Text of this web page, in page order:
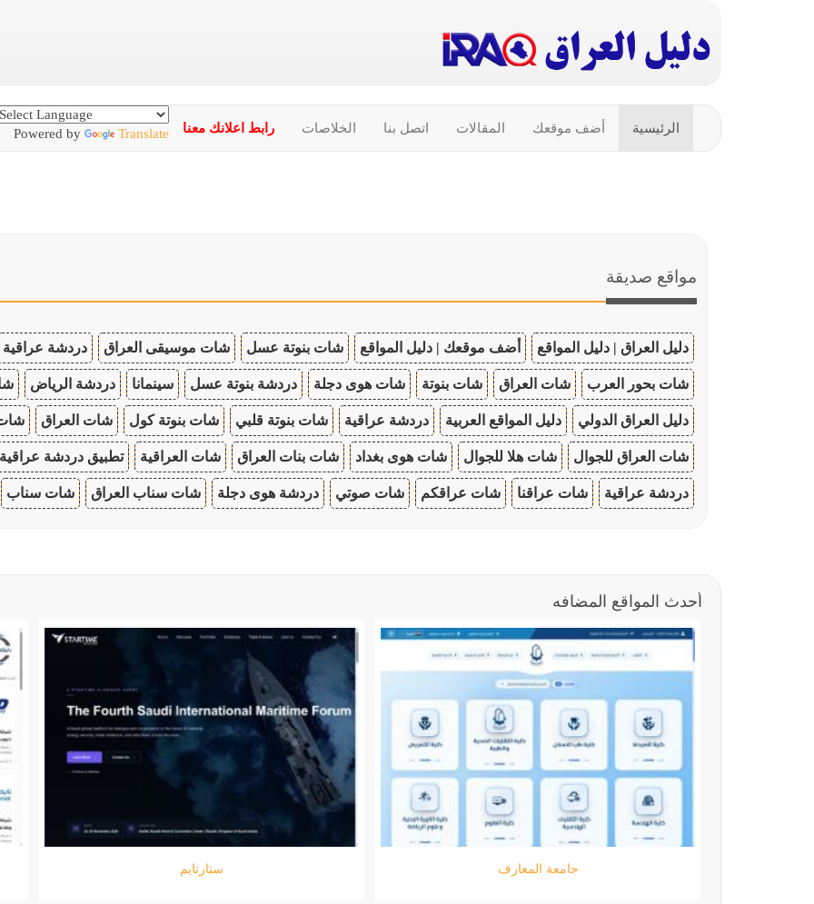
الرئيسية أضف موقعك المقالات اتصل بنا الخلاصات رابط اعلانك معنا Powered by Translate
مواقع صديقة
دليل العراق | دليل المواقع أضف موقعك | دليل المواقع شات بنوتة عسل شات موسيقى العراق دردشة عراقية
شات بحور العرب شات العراق شات بنوتة شات هوى دجلة دردشة بنوتة عسل سينمانا دردشة الرياض
دليل العراق الدولي دليل المواقع العربية دردشة عراقية شات بنوتة قلبي شات بنوتة كول شات العراق
شات العراق للجوال شات هلا للجوال شات هوى بغداد شات بنات العراق شات العراقية تطبيق دردشة عراقية
دردشة عراقية شات عراقنا شات عراقكم شات صوتي دردشة هوى دجلة شات سناب العراق شات سناب
أحدث المواقع المضافه
جامعة المعارف moamen.dev